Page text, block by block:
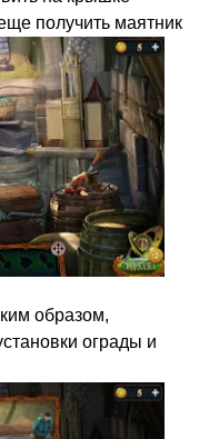
получить маятник
образом,
ограды и